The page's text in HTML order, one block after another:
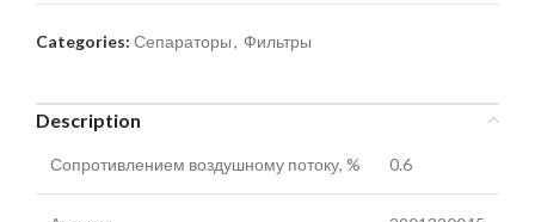
Categories: Сепараторы, Фильтры
Description
Сопротивлением воздушному потоку, % 0.6